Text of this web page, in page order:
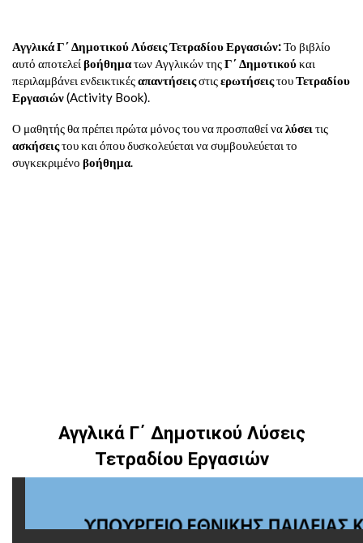
Αγγλικά Γ΄ Δημοτικού Λύσεις Τετραδίου Εργασιών:Το βιβλίο
αυτό αποτελείβοήθηματων Αγγλικών τηςΓ΄ Δημοτικούκαι
περιλαμβάνει ενδεικτικέςαπαντήσειςστιςερωτήσειςτουΤετραδίου
Εργασιών(Activity Book).
Ο μαθητής θα πρέπει πρώτα μόνος του να προσπαθεί ναλύσει τις
ασκήσειςτου και όπου δυσκολεύεται να συμβουλεύεται το
συγκεκριμένο βοήθημα.
Αγγλικά Γ΄ Δημοτικού Λύσεις
Τετραδίου Εργασιών